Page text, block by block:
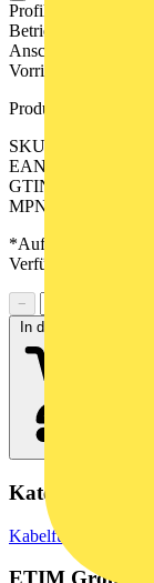
Profilschiene aus
Betriebsmittel. Die
Anschlusskasten,
Vorrichtung montiert.
Produktkennzeichen
SKU: 8000037554
EAN:
GTIN:
MPN: TS35X7.5
*Auf Anfrage
Verfügbarkeit zu
−
In den Warenkorb
Kategorien
ETIM Group